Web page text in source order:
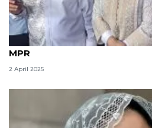
Pimpinan DPR hadiri open
MPR
2 April 2025